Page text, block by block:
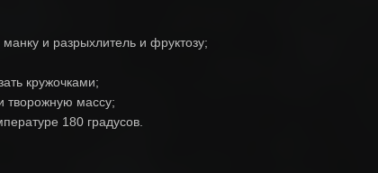
и разрыхлитель и фруктозу;
кружочками;
творожную массу;
180 градусов.